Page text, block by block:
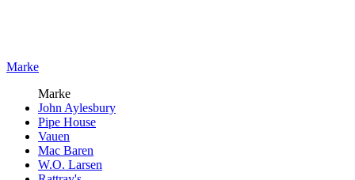
Marke
Marke
John Aylesbury
Pipe House
Vauen
Mac Baren
W.O. Larsen